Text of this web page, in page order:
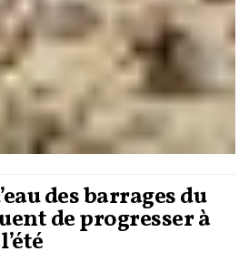
des barrages du
de progresser à